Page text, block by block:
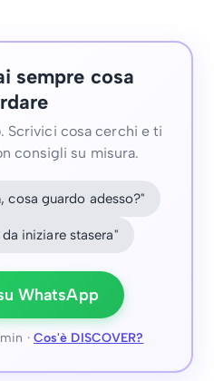
sempre cosa
Scrivici cosa cerchi e ti
consigli su misura.
cosa guardo adesso?"
iniziare stasera"
WhatsApp
· Cos'è DISCOVER?